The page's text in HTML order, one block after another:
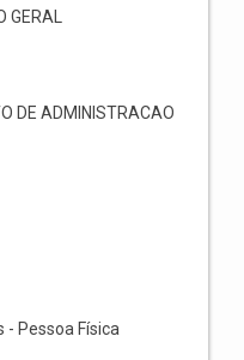
DE ADMINISTRACAO
- Pessoa Física